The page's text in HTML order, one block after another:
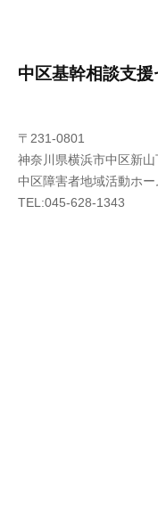
中区基幹相談支援
〒231-0801
神奈川県横浜市中区新
中区障害者地域活動ホー
TEL:045-628-1343